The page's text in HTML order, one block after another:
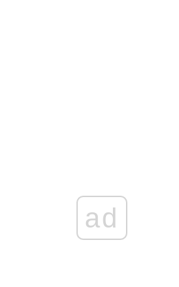
ad